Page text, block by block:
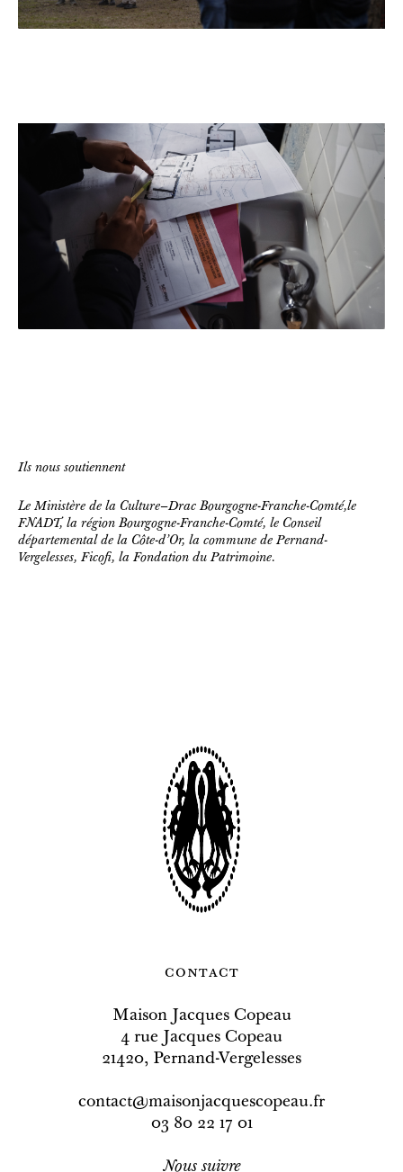
Ils nous soutiennent
Le Ministère de la Culture–Drac Bourgogne-Franche-Comté,le
FNADT, la région Bourgogne-Franche-Comté, le Conseil
départemental de la Côte-d’Or, la commune de Pernand-
Vergelesses, Ficofi, la Fondation du Patrimoine.
contact
Maison Jacques Copeau
4 rue Jacques Copeau
21420, Pernand-Vergelesses
contact@maisonjacquescopeau.fr
03 80 22 17 01
Nous suivre